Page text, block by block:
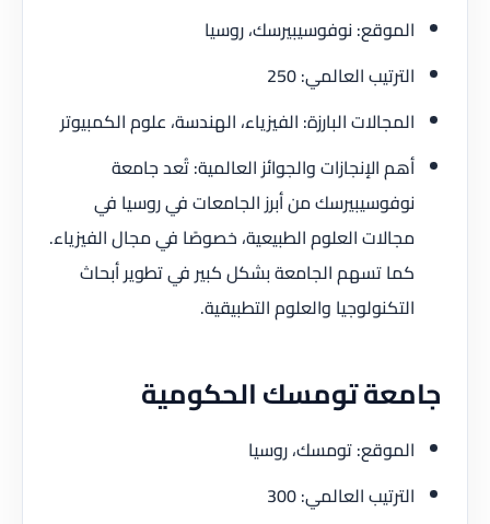
الموقع: نوفوسيبيرسك، روسيا
الترتيب العالمي: 250
المجالات البارزة: الفيزياء، الهندسة، علوم الكمبيوتر
أهم الإنجازات والجوائز العالمية: تُعد جامعة
نوفوسيبيرسك من أبرز الجامعات في روسيا في
مجالات العلوم الطبيعية، خصوصًا في مجال الفيزياء.
كما تسهم الجامعة بشكل كبير في تطوير أبحاث
التكنولوجيا والعلوم التطبيقية.
جامعة تومسك الحكومية
الموقع: تومسك، روسيا
الترتيب العالمي: 300